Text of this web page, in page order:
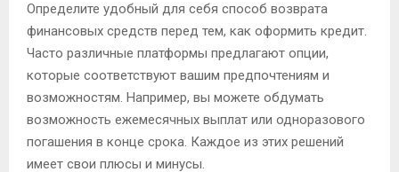
Определите удобный для себя способ возврата
финансовых средств перед тем, как оформить кредит.
Часто различные платформы предлагают опции,
которые соответствуют вашим предпочтениям и
возможностям. Например, вы можете обдумать
возможность ежемесячных выплат или одноразового
погашения в конце срока. Каждое из этих решений
имеет свои плюсы и минусы.